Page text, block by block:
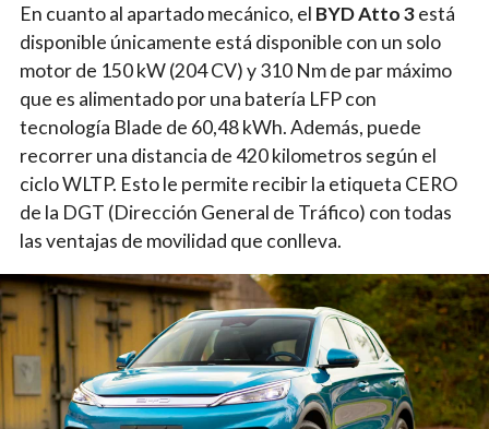
En cuanto al apartado mecánico, el BYD Atto 3está
disponible únicamente está disponible con un solo
motor de 150 kW (204 CV) y 310 Nm de par máximo
que es alimentado por una batería LFP con
tecnología Blade de 60,48 kWh. Además, puede
recorrer una distancia de 420 kilometros según el
ciclo WLTP. Esto le permite recibir la etiqueta CERO
de la DGT (Dirección General de Tráfico) con todas
las ventajas de movilidad que conlleva.